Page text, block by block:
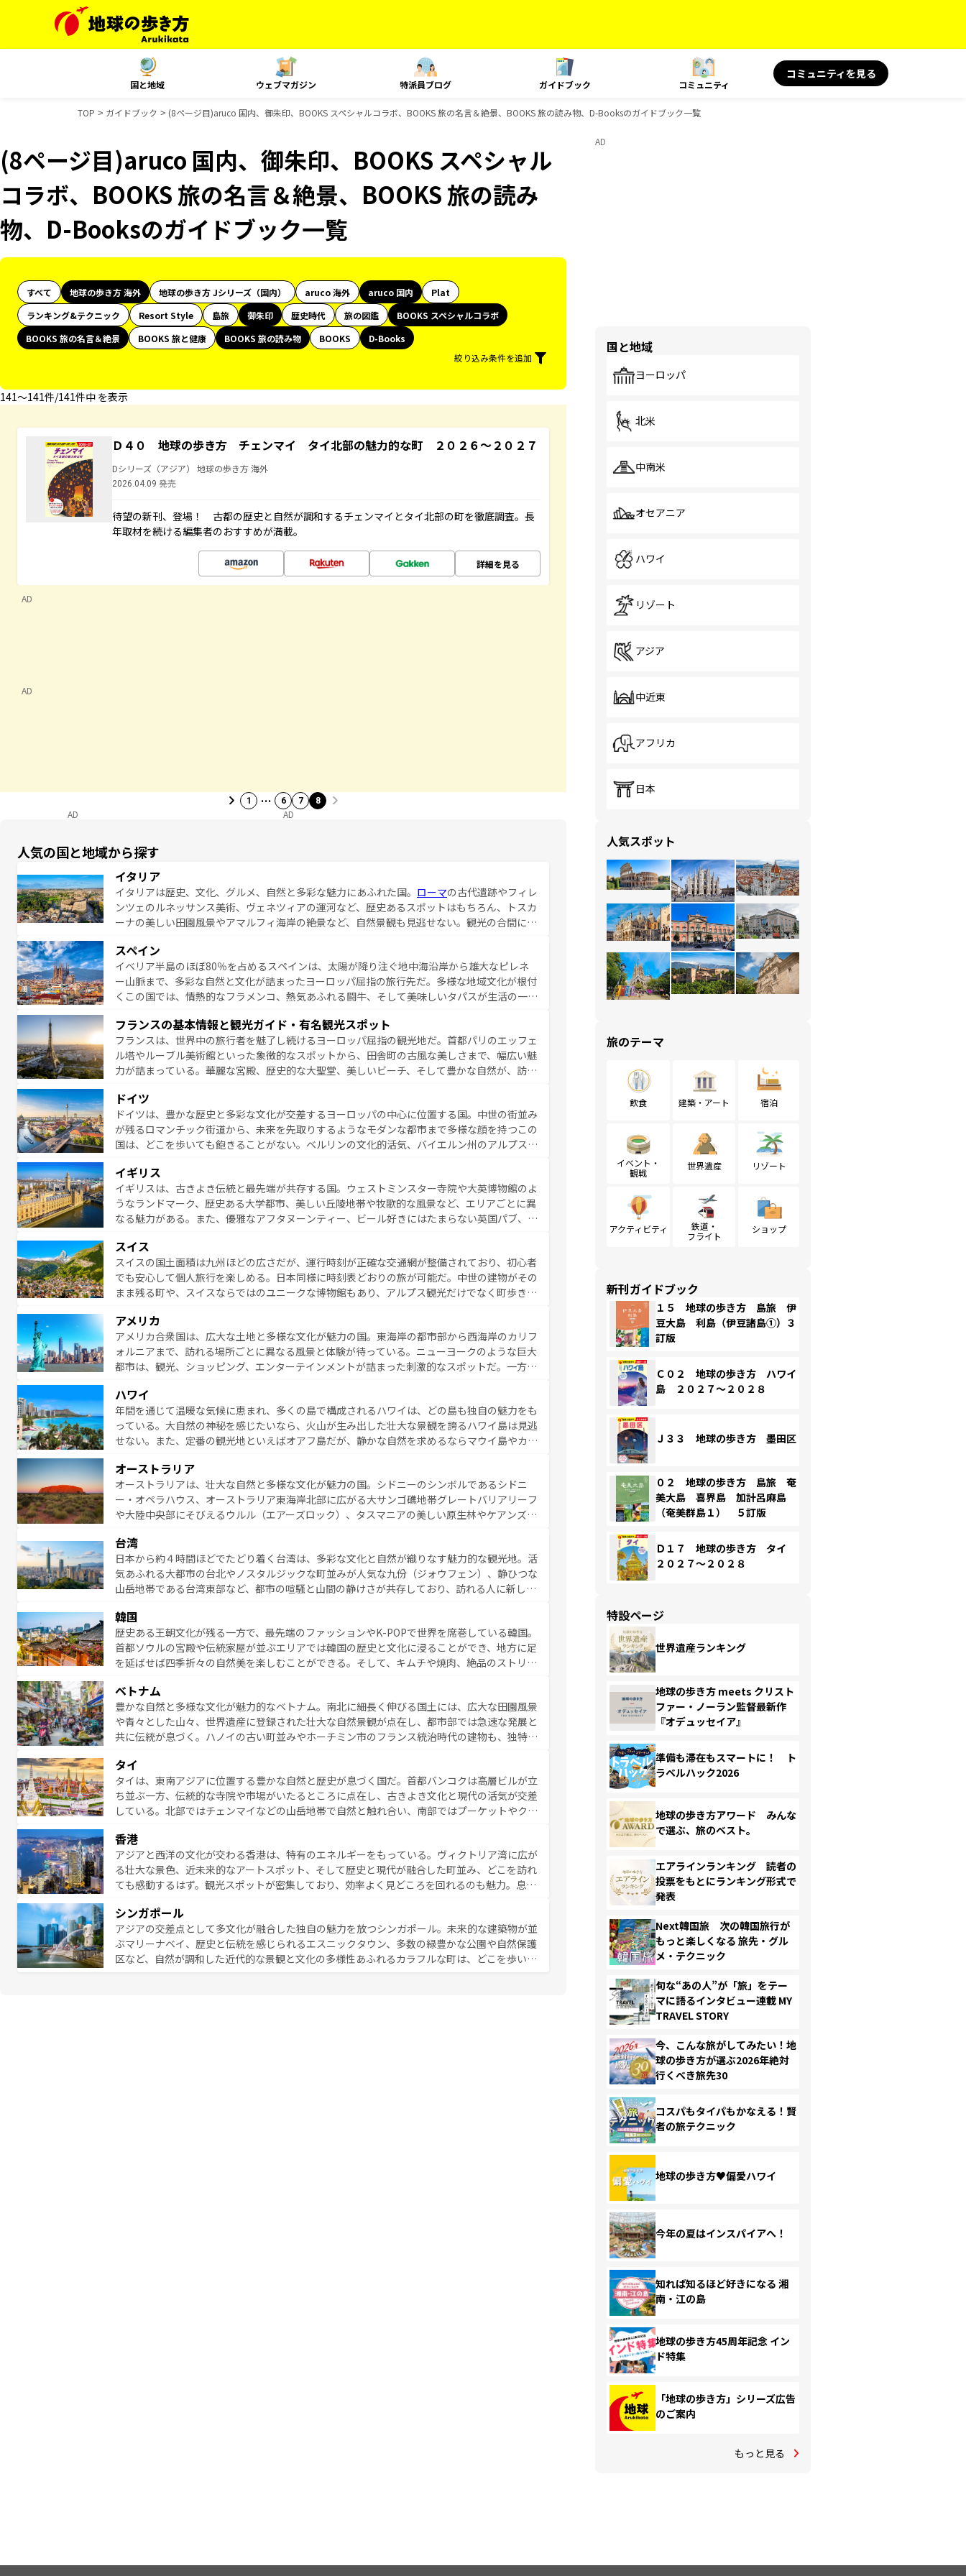
国と地域 ウェブマガジン 特派員ブログ ガイドブック コミュニティ
コミュニティを見る
TOP ガイドブック (8ページ目)aruco 国内、御朱印、BOOKS スペシャルコラボ、BOOKS 旅の名言＆絶景、BOOKS 旅の読み物、D-Booksのガイドブック一覧
(8ページ目)aruco 国内、御朱印、BOOKS スペシャル
コラボ、BOOKS 旅の名言＆絶景、BOOKS 旅の読み
物、D-Booksのガイドブック一覧
すべて 地球の歩き方 海外 地球の歩き方 Jシリーズ（国内） aruco 海外 aruco 国内
Plat
ランキング&テクニック
Resort Style 島旅 御朱印 歴史時代 旅の図鑑
BOOKS スペシャルコラボ
BOOKS 旅の名言＆絶景
BOOKS 旅と健康 BOOKS 旅の読み物 BOOKS
D-Books
絞り込み条件を追加
141〜141件/141件中 を表示
Ｄ４０ 地球の歩き方 チェンマイ タイ北部の魅力的な町 ２０２６～２０２７
Dシリーズ（アジア） 地球の歩き方 海外
2026.04.09 発売
待望の新刊、登場！ 古都の歴史と自然が調和するチェンマイとタイ北部の町を徹底調査。長
年取材を続ける編集者のおすすめが満載。
詳細を見る
AD
AD
1 … 6 7 8
AD AD
人気の国と地域から探す
イタリア
イタリアは歴史、文化、グルメ、自然と多彩な魅力にあふれた国。 ローマの古代遺跡やフィレ
ンツェのルネッサンス美術、ヴェネツィアの運河など、歴史あるスポットはもちろん、トスカ
ーナの美しい田園風景やアマルフィ海岸の絶景など、自然景観も見逃せない。観光の合間に
夜眠るまで、すべての瞬間を楽しませてくれるイタリアで、忘れられない旅をしてみよう！
なお、新着のイタリア情報はコンテンツ一覧を参照してほしい。
スペイン
イベリア半島のほぼ80％を占めるスペインは、太陽が降り注ぐ地中海沿岸から雄大なピレネ
ー山脈まで、多彩な自然と文化が詰まったヨーロッパ屈指の旅行先だ。多様な地域文化が根付
くこの国では、情熱的なフラメンコ、熱気あふれる闘牛、そして美味しいタパスが生活の一部
ら、地方では古代ローマ遺跡や中世の城塞都市、穏やかなビーチリゾートまで多彩な表情を見
せる。地方によって風土や気候が異なるスペインはその個性で訪れる人を魅了する。 なお、
新着のスペイン情報はコンテンツ一覧を参照してほしい。
フランスの基本情報と観光ガイド・有名観光スポット
フランスは、世界中の旅行者を魅了し続けるヨーロッパ屈指の観光地だ。首都パリのエッフェ
ル塔やルーブル美術館といった象徴的なスポットから、田舎町の古風な美しさまで、幅広い魅
力が詰まっている。華麗な宮殿、歴史的な大聖堂、美しいビーチ、そして豊かな自然が、訪れ
無形文化遺産にも登録されている。シャンパンの発祥地であるランス、プロヴァンスの香り高
いラベンダー畑など、多彩な楽しみ方が可能だ。さらに、パリ以外の地域にも魅力が溢れてお
り、どの街角にも豊かな歴史と文化が息づいている。パリ以外の個性あふれる地方に足を運ぶ
とそれぞれで全く異なる文化を体験できるだろう。 なお、新着のフランス情報はコンテンツ
ドイツ
ドイツは、豊かな歴史と多彩な文化が交差するヨーロッパの中心に位置する国。中世の街並み
が残るロマンチック街道から、未来を先取りするようなモダンな都市まで多様な顔を持つこの
国は、どこを歩いても飽きることがない。ベルリンの文化的活気、バイエルン州のアルプスの
ら地元の人と過ごす楽しい時間は、お酒好きな人にはぜひ体験してほしい。 なお、新着のド
イツ情報はコンテンツ一覧を参照してほしい。
イギリス
イギリスは、古きよき伝統と最先端が共存する国。ウェストミンスター寺院や大英博物館のよ
うなランドマーク、歴史ある大学都市、美しい丘陵地帯や牧歌的な風景など、エリアごとに異
なる魅力がある。また、優雅なアフタヌーンティー、ビール好きにはたまらない英国パブ、サ
お、新着のイギリス情報は
スイス
スイスの国土面積は九州ほどの広さだが、運行時刻が正確な交通網が整備されており、初心者
でも安心して個人旅行を楽しめる。日本同様に時刻表どおりの旅が可能だ。中世の建物がその
まま残る町や、スイスならではのユニークな博物館もあり、アルプス観光だけでなく町歩きも
ービスもあり、うまく活用すれば市内交通費無料で観光を楽しむこともできる。 なお、新着
のスイス情報はコンテンツ一覧 を参照してほしい。
アメリカ
アメリカ合衆国は、広大な土地と多様な文化が魅力の国。東海岸の都市部から西海岸のカリフ
ォルニアまで、訪れる場所ごとに異なる風景と体験が待っている。ニューヨークのような巨大
都市は、観光、ショッピング、エンターテインメントが詰まった刺激的なスポットだ。一方、
絶景が堪能できる。さらに、南部のニューオーリンズでは、音楽と美食が融合した独特の文化
が魅力。旅行者はアメリカの各地域で異なる魅力を楽しみながら、その多様性と豊かな歴史を
感じることができるだろう。車でのロードトリップや列車の旅も、アメリカならではの贅沢な
旅のスタイルだ。 なお、新着のアメリカ情報はコンテンツ一覧を参照してほしい。
ハワイ
年間を通じて温暖な気候に恵まれ、多くの島で構成されるハワイは、どの島も独自の魅力をも
っている。大自然の神秘を感じたいなら、火山が生み出した壮大な景観を誇るハワイ島は見逃
せない。また、定番の観光地といえばオアフ島だが、静かな自然を求めるならマウイ島やカウ
る。「アロハスピリット」と呼ばれるおもてなしの心で訪れる人々を迎えてくれるハワイの
人々、おいしいローカルフードやハワイアンミュージック、伝統的なフラダンスなど、すべて
がハワイの魅力を彩っている。訪れるたびに新しい発見と感動が待っているハワイを、存分に
味わってほしい。 なお、新着のハワイ情報はコンテンツ一覧を参照してほしい。
オーストラリア
オーストラリアは、壮大な自然と多様な文化が魅力の国。シドニーのシンボルであるシドニ
ー・オペラハウス、オーストラリア東海岸北部に広がる大サンゴ礁地帯グレートバリアリーフ
や大陸中央部にそびえるウルル（エアーズロック）、タスマニアの美しい原生林やケアンズの
豊かで、美味しいものであふれている。アクティビティも充実しており、サーフィンやダイビ
ング、ハイキングなど、アウトドア好きにはたまらない。オーストラリアの多彩な魅力を存分
に味わいつくそう。 なお、新着のオーストラリア情報はコンテンツ一覧を参照してほしい。
台湾
日本から約４時間ほどでたどり着く台湾は、多彩な文化と自然が織りなす魅力的な観光地。活
気あふれる大都市の台北やノスタルジックな町並みが人気な九份（ジォウフェン）、静ひつな
山岳地帯である台湾東部など、都市の喧騒と山間の静けさが共存しており、訪れる人に新しい
から高級料理、ヘルシーで美容にもいいと評判のスイーツなど、バラエティ豊かな料理が味わ
える。 なお、新着の台湾情報はコンテンツ一覧を参照してほしい。
韓国
歴史ある王朝文化が残る一方で、最先端のファッションやK-POPで世界を席巻している韓国。
首都ソウルの宮殿や伝統家屋が並ぶエリアでは韓国の歴史と文化に浸ることができ、地方に足
を延ばせば四季折々の自然美を楽しむことができる。そして、キムチや焼肉、絶品のストリー
能できる。あたたかいホスピタリティに包まれながら、韓国の多彩な魅力を心ゆくまで味わっ
てみてほしい。 なお、新着の韓国情報はコンテンツ一覧を参照してほしい。
ベトナム
豊かな自然と多様な文化が魅力的なベトナム。南北に細長く伸びる国土には、広大な田園風景
や青々とした山々、世界遺産に登録された壮大な自然景観が点在し、都市部では急速な発展と
共に伝統が息づく。ハノイの古い町並みやホーチミン市のフランス統治時代の建物も、独特の
まないベトナム料理も魅力のひとつ。フォーやバインミー、ベトナムコーヒーなどは、ぜひ現
地で味わいたい。どの地域を訪れてもあたたかい人々が旅行者を迎えてくれるので、きっと忘
れられない旅になるはずだ。 なお、新着のベトナム情報はコンテンツ一覧を参照してほし
い。
タイ
タイは、東南アジアに位置する豊かな自然と歴史が息づく国だ。首都バンコクは高層ビルが立
ち並ぶ一方、伝統的な寺院や市場がいたるところに点在し、古きよき文化と現代の活気が交差
している。北部ではチェンマイなどの山岳地帯で自然と触れ合い、南部ではプーケットやクラ
ら高級レストランまで味覚を刺激する。気候は一年中温暖で、どの季節にも異なる楽しみが待
っている。親しみやすいタイの人々、仏教を中心とした文化、そして多様な観光資源が、訪れ
る旅人を魅了し続ける。 なお、新着のタイ情報はコンテンツ一覧を参照してほしい。
香港
アジアと西洋の文化が交わる香港は、特有のエネルギーをもっている。ヴィクトリア湾に広が
る壮大な景色、近未来的なアートスポット、そして歴史と現代が融合した町並み、どこを訪れ
ても感動するはず。観光スポットが密集しており、効率よく見どころを回れるのも魅力。息を
報はコンテンツ一覧
シンガポール
アジアの交差点として多文化が融合した独自の魅力を放つシンガポール。未来的な建築物が並
ぶマリーナベイ、歴史と伝統を感じられるエスニックタウン、多数の緑豊かな公園や自然保護
区など、自然が調和した近代的な景観と文化の多様性あふれるカラフルな町は、どこを歩いて
AD
国と地域
ヨーロッパ
北米
中南米
オセアニア
ハワイ
リゾート
アジア
中近東
アフリカ
日本
人気スポット
旅のテーマ
飲食 建築・アート 宿泊
イベント・
観戦
世界遺産 リゾート
アクティビティ
鉄道・
フライト
ショップ
新刊ガイドブック
１５ 地球の歩き方 島旅 伊
豆大島 利島（伊豆諸島①）３
訂版
Ｃ０２ 地球の歩き方 ハワイ
島 ２０２７～２０２８
Ｊ３３ 地球の歩き方 墨田区
０２ 地球の歩き方 島旅 奄
美大島 喜界島 加計呂麻島
（奄美群島１） ５訂版
Ｄ１７ 地球の歩き方 タイ
２０２７～２０２８
特設ページ
世界遺産ランキング
地球の歩き方 meets クリスト
ファー・ノーラン監督最新作
『オデュッセイア』
準備も滞在もスマートに！ ト
ラベルハック2026
地球の歩き方アワード みんな
で選ぶ、旅のベスト。
エアラインランキング 読者の
投票をもとにランキング形式で
発表
Next韓国旅 次の韓国旅行が
もっと楽しくなる 旅先・グル
メ・テクニック
旬な“あの人”が「旅」をテー
マに語るインタビュー連載 MY
TRAVEL STORY
今、こんな旅がしてみたい！地
球の歩き方が選ぶ2026年絶対
行くべき旅先30
コスパもタイパもかなえる！賢
者の旅テクニック
地球の歩き方♥偏愛ハワイ
今年の夏はインスパイアへ！
知れば知るほど好きになる 湘
南・江の島
地球の歩き方45周年記念 イン
ド特集
「地球の歩き方」シリーズ広告
のご案内
もっと見る